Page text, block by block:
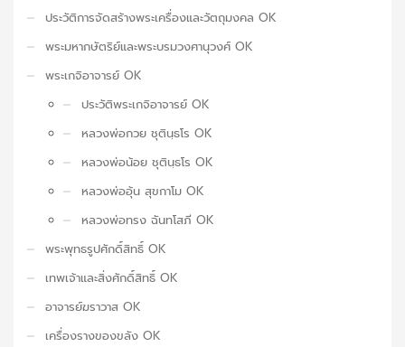
ประวัติการจัดสร้างพระเครื่องและวัตถุมงคล OK
พระมหากษัตริย์และพระบรมวงศานุวงศ์ OK
พระเกจิอาจารย์ OK
ประวัติพระเกจิอาจารย์ OK
หลวงพ่อกวย ชุตินฺธโร OK
หลวงพ่อน้อย ชุตินฺธโร OK
หลวงพ่ออุ้น สุขกาโม OK
หลวงพ่อทรง ฉันทโสภี OK
พระพุทธรูปศักดิ์สิทธิ์ OK
เทพเจ้าและสิ่งศักดิ์สิทธิ์ OK
อาจารย์ฆราวาส OK
เครื่องรางของขลัง OK